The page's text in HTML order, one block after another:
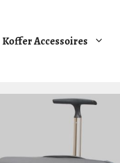
Koffer Accessoires